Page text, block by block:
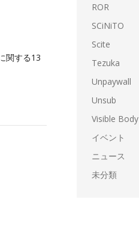
関する13
ROR
SCiNiTO
Scite
Tezuka
Unpaywall
Unsub
Visible Body
イベント
ニュース
未分類